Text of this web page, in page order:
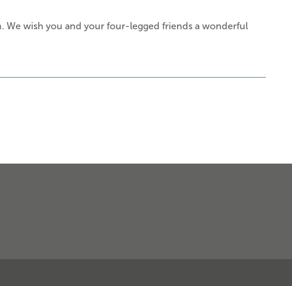
We wish you and your four-legged friends a wonderful